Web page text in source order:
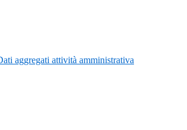
aggregati attività amministrativa